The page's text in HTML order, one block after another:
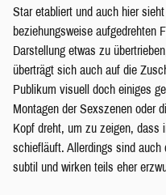
Star etabliert und auch hier
beziehungsweise aufgedrehten
Darstellung etwas zu
überträgt sich auch auf die
Publikum visuell doch einiges
Montagen der Sexszenen oder
Kopf dreht, um zu zeigen, dass
schiefläuft. Allerdings sind
subtil und wirken teils eher